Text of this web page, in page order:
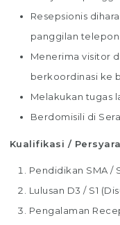
Resepsionis
panggilan
Menerima visitor
berkoordinasi ke
Melakukan tugas
Berdomisili di
Kualifikasi /
Pendidikan SMA /
Lulusan D3 / S1
Pengalaman